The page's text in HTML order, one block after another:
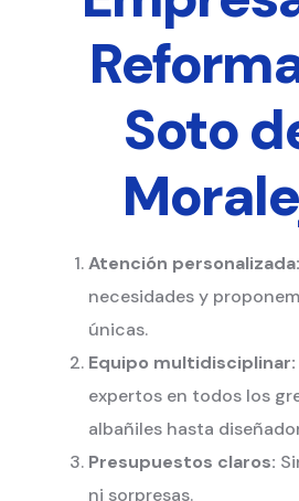
Soto
Atención personalizada:
necesidades y
únicas.
Equipo multidisciplinar:
expertos en todos los
albañiles hasta
Presupuestos claros:
ni sorpresas.